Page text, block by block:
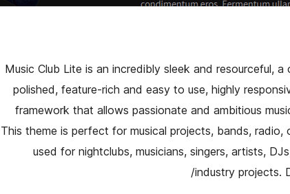
Music Club Lite is an incredibly sleek and resourceful,
polished, feature-rich and easy to use, highly
framework that allows passionate and ambitious
This theme is perfect for musical projects, bands,
used for nightclubs, musicians, singers, artists,
industry projects.